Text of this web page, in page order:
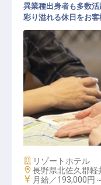
フロント│未経
／月4千円～の
り
異業種出身者も多数活
彩り溢れる休日をお客
施設業態
リゾートホテル
勤務地
長野県北佐久郡軽
給与
月給／193,000円～